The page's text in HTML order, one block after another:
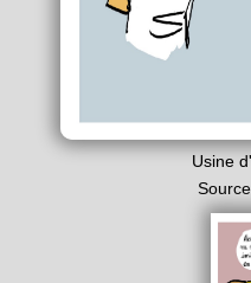
Usine